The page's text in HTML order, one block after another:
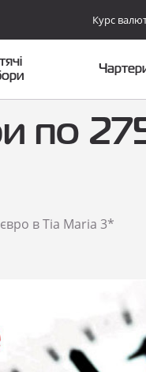
Курс
по
в Tia Maria 3*